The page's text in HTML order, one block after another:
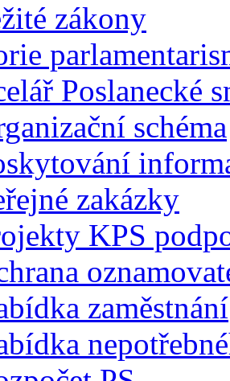
zákony
Poslanecké
schéma
zakázky
KPS
zaměstnání